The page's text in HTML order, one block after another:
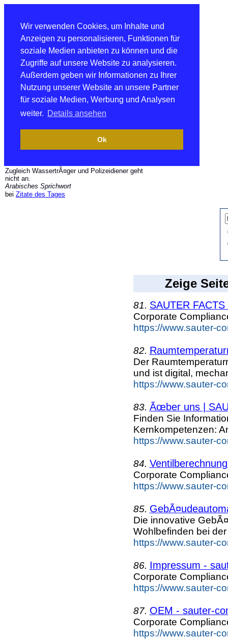
Wir verwenden Cookies, um Inhalte und
Anzeigen zu personalisieren, Funktionen für
soziale Medien anbieten zu können und die
Zugriffe auf unsere Website zu analysieren.
Außerdem geben wir Informationen zu Ihrer
Nutzung unserer Website an unsere Partner
für soziale Medien, Werbung und Analysen
weiter. Details ansehen
Ok
Zugleich WassertrÃ¤ger und Polizeidiener geht
nicht an.
Arabisches Sprichwort
bei Zitate des Tages
Zeige
81. SAUTER
Corporate
https://www.sauter-
82.
Der
und ist digital,
https://www.sauter-
83. Ãœber uns |
Finden Sie
Kernkompetenzen:
https://www.sauter-
84.
Corporate
https://www.sauter-
85.
Die innovative
Wohlbefinden bei der
https://www.sauter-
86. Impressum -
Corporate
https://www.sauter-
87. OEM - sauter-
Corporate
https://www.sauter-